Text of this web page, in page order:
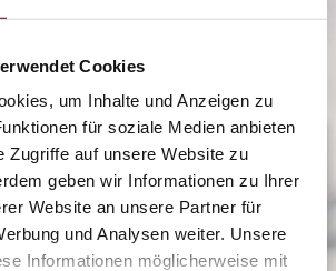
Cookies
um Inhalte und Anzeigen zu
für soziale Medien anbieten
Zugriffe auf unsere Website zu
geben wir Informationen zu Ihrer
Website an unsere Partner für
und Analysen weiter. Unsere
Informationen möglicherweise mit